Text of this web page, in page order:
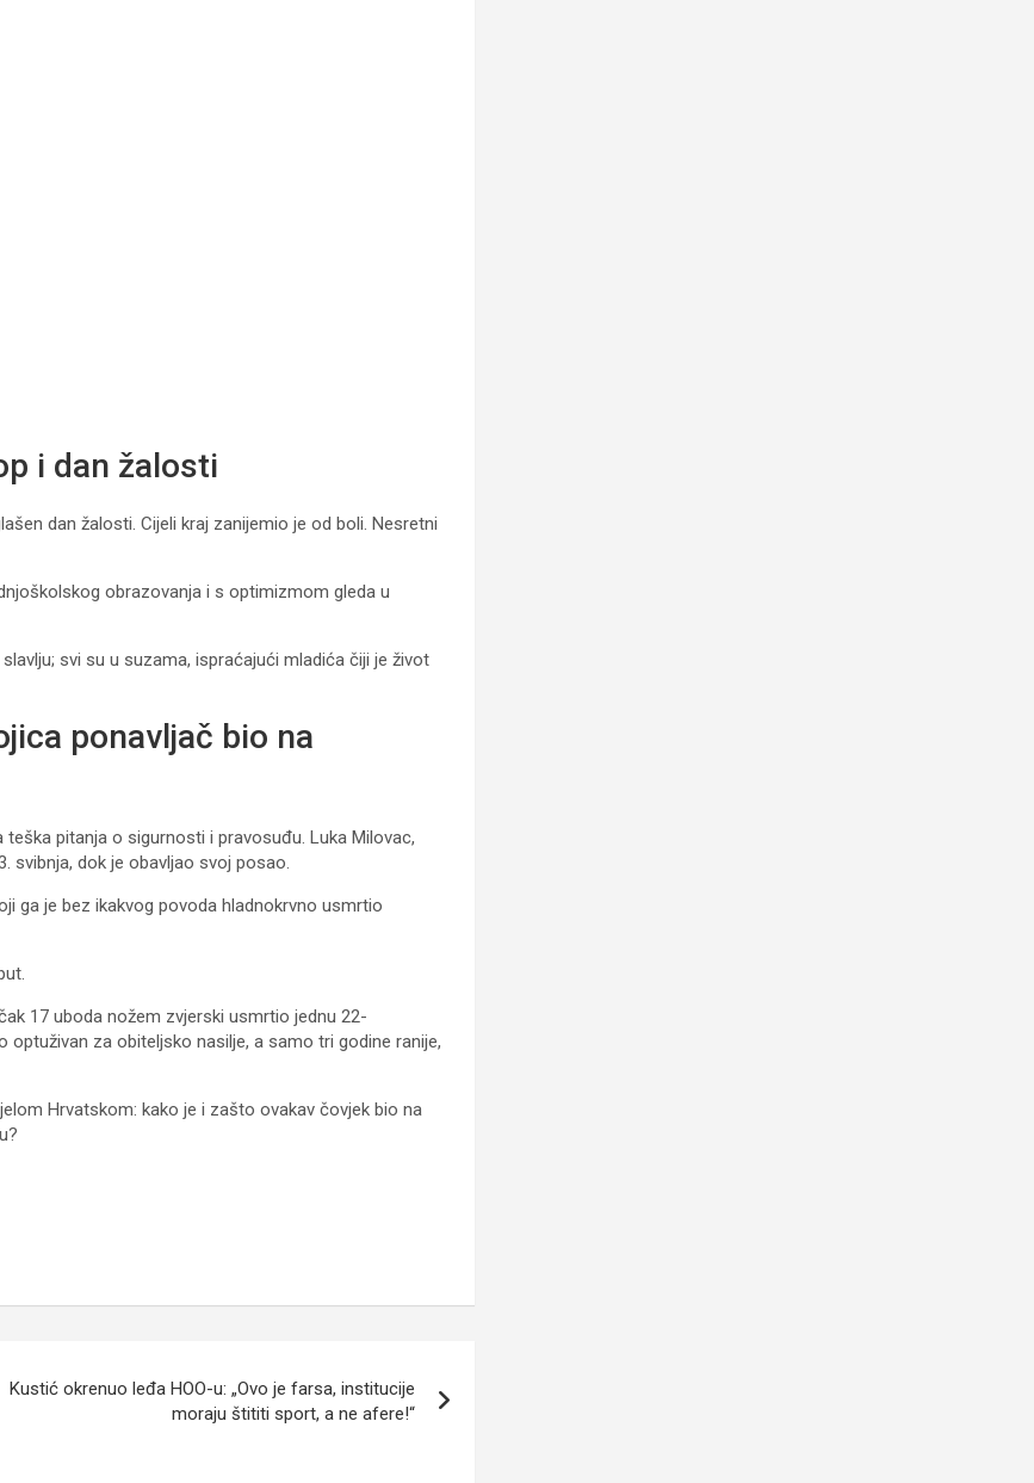
i dan žalosti
dan žalosti. Cijeli kraj zanijemio je od boli. Nesretni
obrazovanja i s optimizmom gleda u
svi su u suzama, ispraćajući mladića čiji je život
ponavljač bio na
pitanja o sigurnosti i pravosuđu. Luka Milovac,
svibnja, dok je obavljao svoj posao.
ga je bez ikakvog povoda hladnokrvno usmrtio
17 uboda nožem zvjerski usmrtio jednu 22-
za obiteljsko nasilje, a samo tri godine ranije,
Hrvatskom: kako je i zašto ovakav čovjek bio na
Kustić okrenuo leđa HOO-u: „Ovo je farsa, institucije
moraju štititi sport, a ne afere!“